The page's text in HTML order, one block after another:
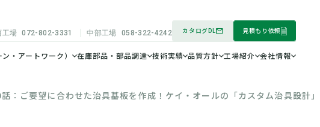
工場 072-802-3331 中部工場 058-322-4242 カタログDL 見積もり依頼
・アートワーク） 在庫部品・部品調達 技術実績 品質方針 工場紹介 会社情報
：ご要望に合わせた治具基板を作成！ケイ・オールの「カスタム治具設計」